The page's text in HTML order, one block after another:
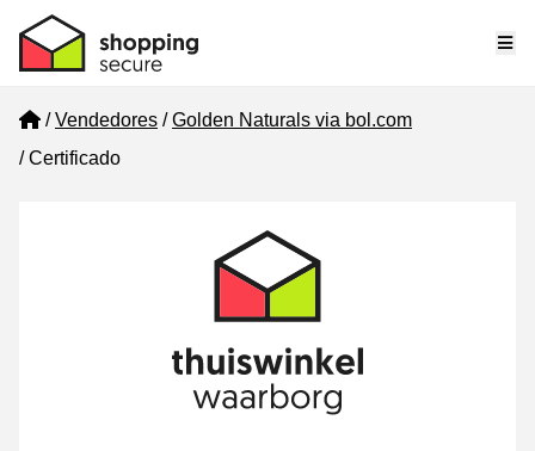
Home
Vendedores
Golden Naturals via bol.com
Certificado